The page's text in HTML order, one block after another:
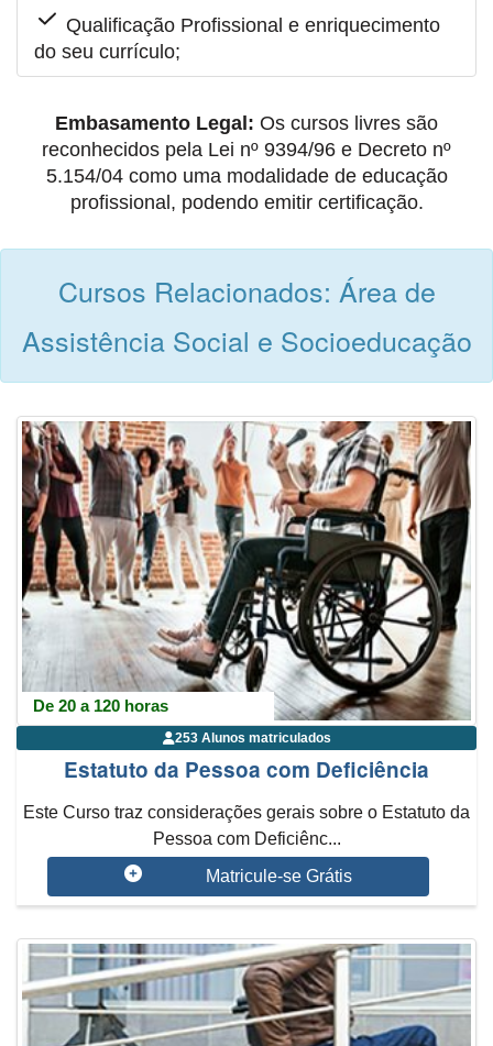
Qualificação Profissional e enriquecimento
do seu currículo;
Embasamento Legal: Os cursos livres são
reconhecidos pela Lei nº 9394/96 e Decreto nº
5.154/04 como uma modalidade de educação
profissional, podendo emitir certificação.
Cursos Relacionados: Área de
Assistência Social e Socioeducação
De 20 a 120 horas
253 Alunos matriculados
Estatuto da Pessoa com Deficiência
Este Curso traz considerações gerais sobre o Estatuto da
Pessoa com Deficiênc...
Matricule-se Grátis